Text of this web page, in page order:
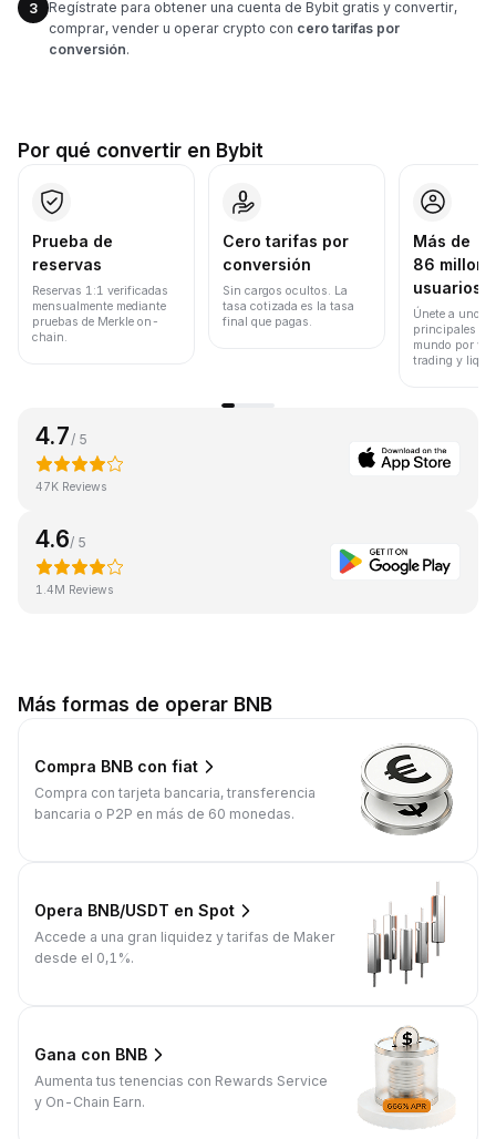
3
Regístrate para obtener una cuenta de Bybit gratis y convertir,
comprar, vender u operar crypto con cero tarifas por
conversión.
Por qué convertir en Bybit
Prueba de
reservas
Reservas 1:1 verificadas
mensualmente mediante
pruebas de Merkle on-
chain.
Cero tarifas por
conversión
Sin cargos ocultos. La
tasa cotizada es la tasa
final que pagas.
Más de
86
usuarios
Únete a uno
principales
mundo por
trading y
4.7 / 5
47K Reviews
4.6/ 5
1.4M Reviews
Más formas de operar BNB
Compra BNB con fiat
Compra con tarjeta bancaria, transferencia
bancaria o P2P en más de 60 monedas.
Opera BNB/USDT en Spot
Accede a una gran liquidez y tarifas de Maker
desde el 0,1%.
Gana con BNB
Aumenta tus tenencias con Rewards Service
y On-Chain Earn.